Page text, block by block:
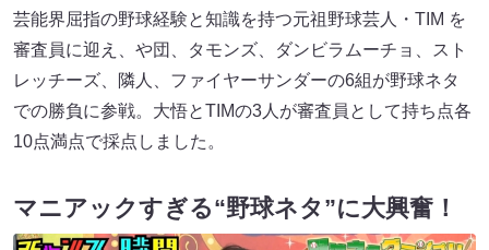
芸能界屈指の野球経験と知識を持つ元祖野球芸人・TIM を
審査員に迎え、や団、タモンズ、ダンビラムーチョ、スト
レッチーズ、隣人、ファイヤーサンダーの6組が野球ネタ
での勝負に参戦。大悟とTIMの3人が審査員として持ち点各
10点満点で採点しました。
マニアックすぎる“野球ネタ”に大興奮！